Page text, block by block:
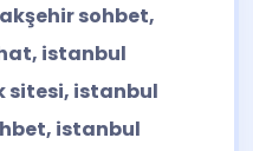
sohbet,
istanbul
sitesi, istanbul
istanbul